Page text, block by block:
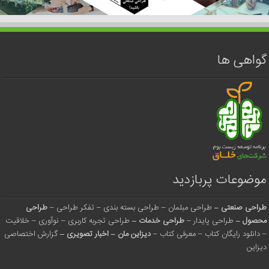
گواهی ها
موضوعات پربازدید
طراحی صنعتی – طراحی مبلمان – طراحی بسته بندی – تفکر طراحی –طراحی
محصول– طراحی پایدار–طراحی خدمات – طراحی تجربه کاربری – نوآوری –خلاقیت
–دانلود رایگان کتاب –معرفی کتاب –دیزاین مان –اخبار تصویری –گزارش اختصاصی
دیزاین